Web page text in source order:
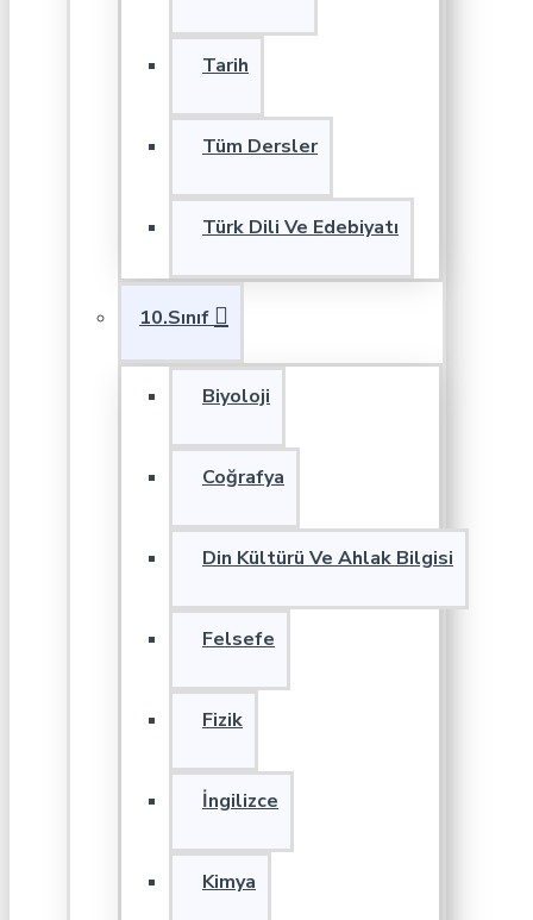
Tarih
Tüm Dersler
Türk Dili Ve Edebiyatı
10.Sınıf
Biyoloji
Coğrafya
Din Kültürü Ve Ahlak Bilgisi
Felsefe
Fizik
İngilizce
Kimya